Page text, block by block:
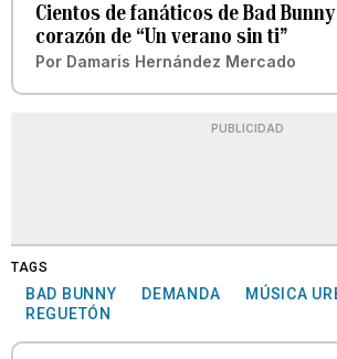
Cientos de fanáticos de Bad
corazón de “Un verano sin ti”
Por Damaris Hernández Mercado
PUBLICIDAD
TAGS
BAD BUNNY DEMANDA
MÚSICA
REGUETÓN